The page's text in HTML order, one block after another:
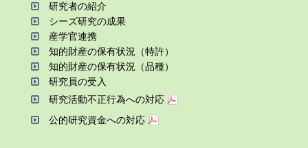
研究者の紹介
シーズ研究の成果
産学官連携
知的財産の保有状況（特許）
知的財産の保有状況（品種）
研究員の受⼊
研究活動不正⾏為への対応
公的研究資金への対応